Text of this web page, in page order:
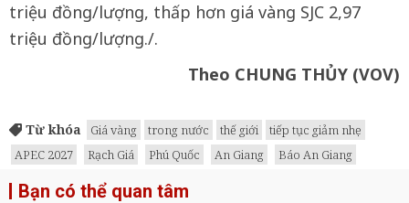
triệu đồng/lượng, thấp hơn giá vàng SJC 2,97
triệu đồng/lượng./.
Theo CHUNG THỦY (VOV)
Từ khóa Giá vàng trong nước thế giới
tiếp tục giảm nhẹ
APEC 2027
Rạch Giá Phú Quốc An Giang Báo An Giang
Bạn có thể quan tâm